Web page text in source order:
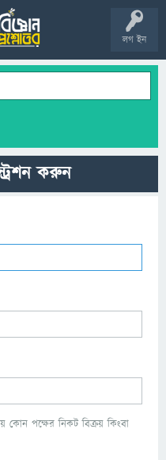
লগ ইন
করুন
কোন পক্ষের নিকট বিক্রয় কিংবা